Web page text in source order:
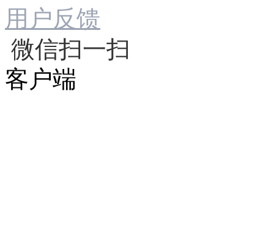
用户反馈
微信扫一扫
客户端